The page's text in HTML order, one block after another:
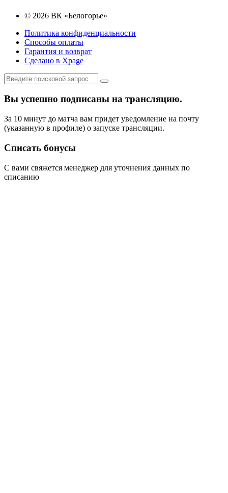
© 2026 ВК «Белогорье»
Политика конфиденциальности
Способы оплаты
Гарантия и возврат
Сделано в Xpage
Вы успешно подписаны на трансляцию.
За 10 минут до матча вам придет уведомление на почту
(указанную в профиле) о запуске трансляции.
Списать бонусы
С вами свяжется менеджер для уточнения данных по
списанию